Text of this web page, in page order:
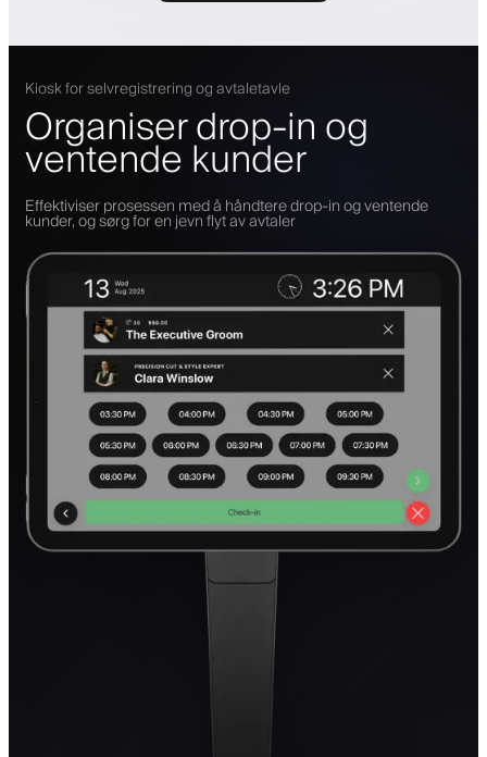
Kiosk for selvregistrering og avtaletavle
Organiser drop-in og
ventende kunder
Effektiviser prosessen med å håndtere drop-in og ventende
kunder, og sørg for en jevn flyt av avtaler